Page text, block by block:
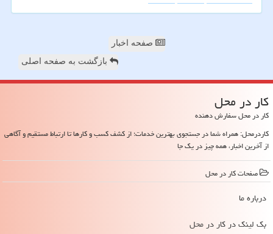
صفحه اخبار
بازگشت به صفحه اصلی
كار در محل
کار در محل سفارش دهنده
کاردرمحل: همراه شما در جستجوی بهترین خدمات؛ از کشف کسب و کارها تا ارتباط مستقیم و آگاهی
از آخرین اخبار، همه چیز در یک جا
صفحات كار در محل
درباره ما
بک لینک در كار در محل